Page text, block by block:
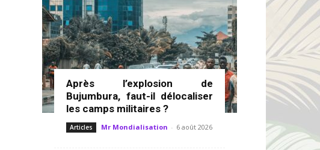
Après l’explosion de
Bujumbura, faut-il délocaliser
les camps militaires ?
Articles Mr Mondialisation - 6 août 2026